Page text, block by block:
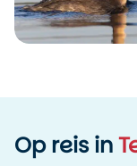
Op reis in